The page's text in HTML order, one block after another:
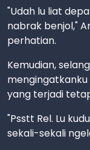
"Udah lu liat
nabrak benjol,"
perhatian.
Kemudian,
yang terjadi
"Psstt Rel. Lu
sekali-sekali